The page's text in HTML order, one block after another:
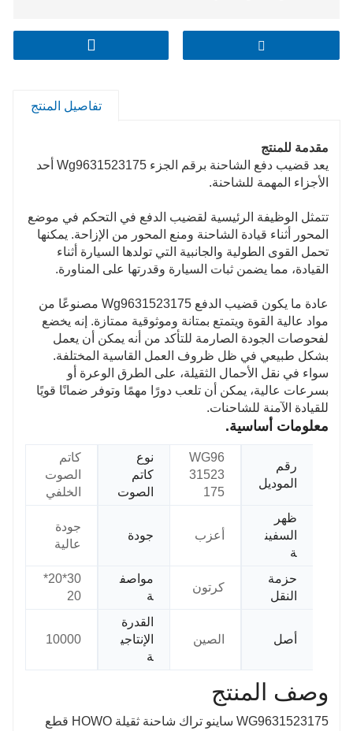
تفاصيل المنتج
مقدمة للمنتج
يعد قضيب دفع الشاحنة برقم الجزء Wg9631523175 أحد
الأجزاء المهمة للشاحنة.
تتمثل الوظيفة الرئيسية لقضيب الدفع في التحكم في موضع
المحور أثناء قيادة الشاحنة ومنع المحور من الإزاحة. يمكنها
تحمل القوى الطولية والجانبية التي تولدها السيارة أثناء
القيادة، مما يضمن ثبات السيارة وقدرتها على المناورة.
عادة ما يكون قضيب الدفع Wg9631523175 مصنوعًا من
مواد عالية القوة ويتمتع بمتانة وموثوقية ممتازة. إنه يخضع
لفحوصات الجودة الصارمة للتأكد من أنه يمكن أن يعمل
بشكل طبيعي في ظل ظروف العمل القاسية المختلفة.
سواء في نقل الأحمال الثقيلة، على الطرق الوعرة أو
بسرعات عالية، يمكن أن تلعب دورًا مهمًا وتوفر ضمانًا قويًا
للقيادة الآمنة للشاحنات.
معلومات أساسية.
رقم
الموديل
WG96
31523
175
نوع
كاتم
الصوت
كاتم
الصوت
الخلفي
ظهر
السفين
ة
أعزب جودة
جودة
عالية
حزمة
النقل
كرتون
مواصف
ة
30*20*
20
أصل الصين
القدرة
الإنتاجي
ة
10000
وصف المنتج
WG9631523175 ساينو تراك شاحنة ثقيلة HOWO قطع